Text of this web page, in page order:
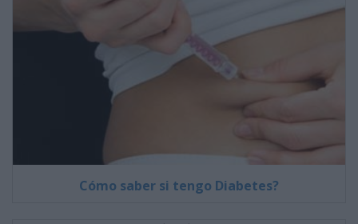
Cómo saber si tengo Diabetes?